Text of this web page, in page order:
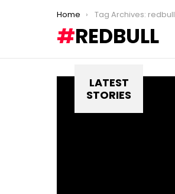
You are here:
Home Tag Archives: redbull
REDBULL
LATEST
STORIES